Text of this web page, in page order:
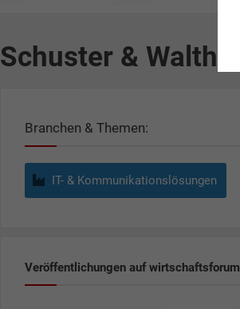
Schuster &
Branchen & Themen:
IT- & Kommunikationslösungen
Veröffentlichungen auf wirtschaftsforum